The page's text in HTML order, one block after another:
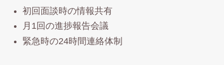
初回面談時の情報共有
月1回の進捗報告会議
緊急時の24時間連絡体制